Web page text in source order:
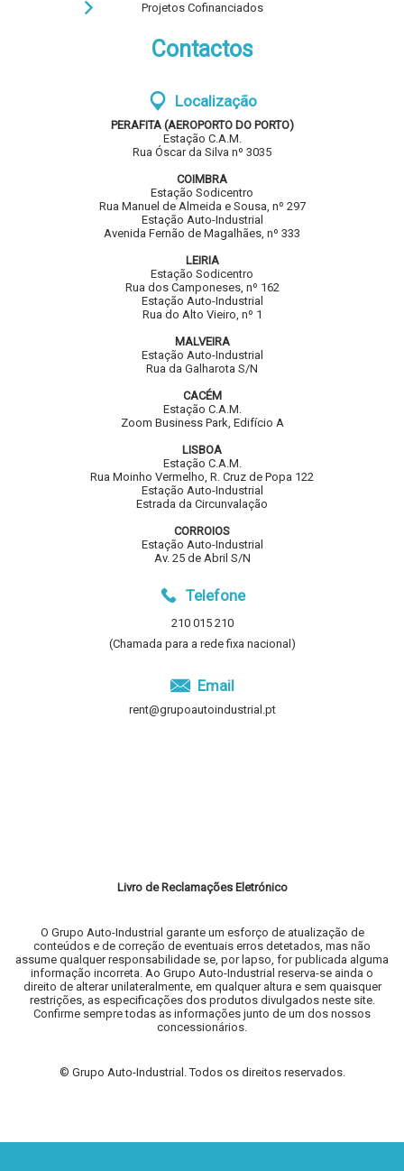
Projetos Cofinanciados
Contactos
Localização
PERAFITA (AEROPORTO DO PORTO)
Estação C.A.M.
Rua Óscar da Silva nº 3035
COIMBRA
Estação Sodicentro
Rua Manuel de Almeida e Sousa, nº 297
Estação Auto-Industrial
Avenida Fernão de Magalhães, nº 333
LEIRIA
Estação Sodicentro
Rua dos Camponeses, nº 162
Estação Auto-Industrial
Rua do Alto Vieiro, nº 1
MALVEIRA
Estação Auto-Industrial
Rua da Galharota S/N
CACÉM
Estação C.A.M.
Zoom Business Park, Edifício A
LISBOA
Estação C.A.M.
Rua Moinho Vermelho, R. Cruz de Popa 122
Estação Auto-Industrial
Estrada da Circunvalação
CORROIOS
Estação Auto-Industrial
Av. 25 de Abril S/N
Telefone
210 015 210
(Chamada para a rede fixa nacional)
Email
rent@grupoautoindustrial.pt
Livro de Reclamações Eletrónico
O Grupo Auto-Industrial garante um esforço de atualização de
conteúdos e de correção de eventuais erros detetados, mas não
assume qualquer responsabilidade se, por lapso, for publicada alguma
informação incorreta. Ao Grupo Auto-Industrial reserva-se ainda o
direito de alterar unilateralmente, em qualquer altura e sem quaisquer
restrições, as especificações dos produtos divulgados neste site.
Confirme sempre todas as informações junto de um dos nossos
concessionários.
© Grupo Auto-Industrial. Todos os direitos reservados.